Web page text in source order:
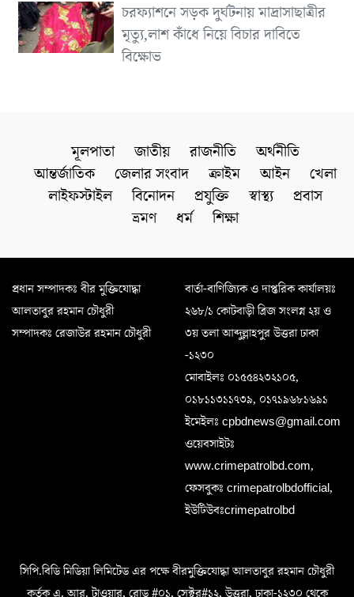
চরফ্যাশনে সড়ক দুর্ঘটনায় মাদ্রাসাছাত্রীর
মৃত্যু,লাশ কাঁধে নিয়ে বিচার দাবিতে
বিক্ষোভ
মূলপাতা জাতীয় রাজনীতি
অর্থনীতি
আন্তর্জাতিক
জেলার সংবাদ ক্রাইম আইন
খেলা
লাইফস্টাইল
বিনোদন প্রযুক্তি স্বাস্থ্য
প্রবাস
ভ্রমণ
ধর্ম শিক্ষা
প্রধান সম্পাদকঃ বীর মুক্তিযোদ্ধা
আলতাবুর রহমান চৌধুরী
সম্পাদকঃ রেজাউর রহমান চৌধুরী
বার্তা-বাণিজ্যিক ও দাপ্তরিক কার্যালয়ঃ
২৬৮/১ কোটবাড়ী ব্রিজ সংলগ্ন ২য় ও
৩য় তলা আব্দুল্লাহপুর উত্তরা ঢাকা
-১২৩০
মোবাইলঃ ০১৫৫৪২৩২১০৫,
০১৮১১৩১১৭৩৯, ০১৭১৯৬৮১৬৯১
ইমেইলঃ cpbdnews@gmail.com
ওয়েবসাইটঃ
www.crimepatrolbd.com,
ফেসবুকঃ crimepatrolbdofficial,
ইউটিউবঃcrimepatrolbd
সিপি.বিডি মিডিয়া লিমিটেড এর পক্ষে বীরমুক্তিযোদ্ধা আলতাবুর রহমান চৌধুরী
কর্তৃক এ. আর. টাওয়ার, রোড #০১, সেক্টর#১২, উত্তরা, ঢাকা-১২৩০ থেকে